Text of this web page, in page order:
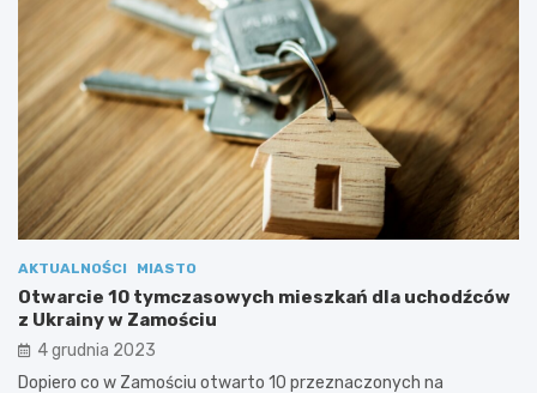
AKTUALNOŚCI MIASTO
Otwarcie 10 tymczasowych mieszkań dla uchodźców
z Ukrainy w Zamościu
4 grudnia 2023
Dopiero co w Zamościu otwarto 10 przeznaczonych na